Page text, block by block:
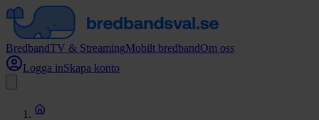
BredbandTV & StreamingMobilt bredbandOm oss
Logga inSkapa konto